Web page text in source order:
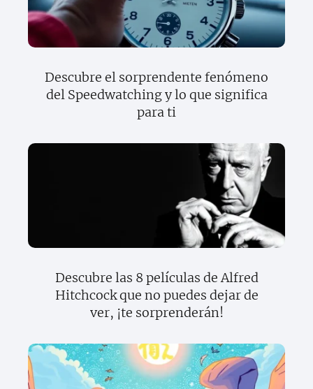
Descubre el sorprendente fenómeno
del Speedwatching y lo que significa
para ti
Descubre las 8 películas de Alfred
Hitchcock que no puedes dejar de
ver, ¡te sorprenderán!